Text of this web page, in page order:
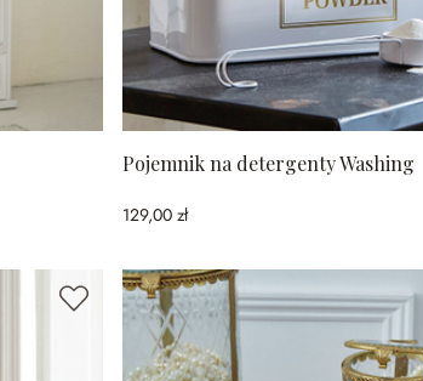
Pojemnik na detergenty Washing
129,00 zł